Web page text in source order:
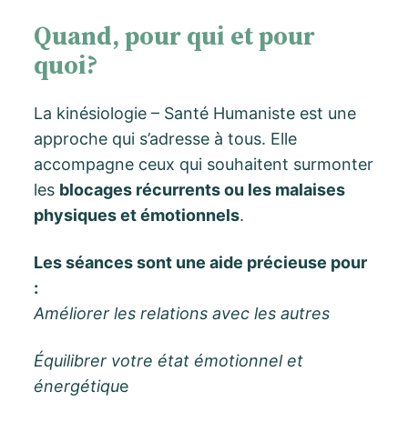
Quand, pour qui et pour
quoi?
La kinésiologie – Santé Humaniste est une
approche qui s’adresse à tous. Elle
accompagne ceux qui souhaitent surmonter
les blocages récurrents ou les malaises
physiques et émotionnels.
Les séances sont une aide précieuse pour
:
Améliorer les relations avec les autres
Équilibrer votre état émotionnel et
énergétique